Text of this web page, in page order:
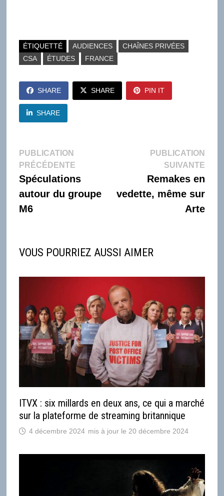
ÉTIQUETTÉ AUDIENCES
CHAÎNES PRIVÉES
CSA
ÉTUDES FRANCE
SHARE SHARE PIN IT
SHARE
Navigation
de
l’article
PUBLICATION
PRÉCÉDENTEPublication
précédente :
Spéculations
autour du groupe
M6
PUBLICATION
SUIVANTE
Remakes en
vedette, même sur
Arte
VOUS POURRIEZ AUSSI AIMER
ITVX : six millards en deux ans, ce qui a marché
sur la plateforme de streaming britannique
4 décembre 2024 20 décembre 2024